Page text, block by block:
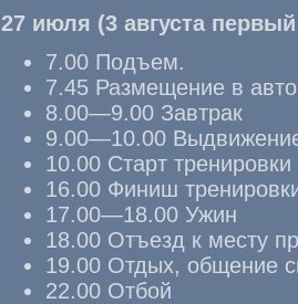
27 июля (3 августа
7.00 Подъем.
7.45 Размещение в
8.00—9.00 Завтрак
9.00—10.00
10.00 Старт тренировки
16.00 Финиш
17.00—18.00 Ужин
18.00 Отъезд к месту
19.00 Отдых, общение
22.00 Отбой